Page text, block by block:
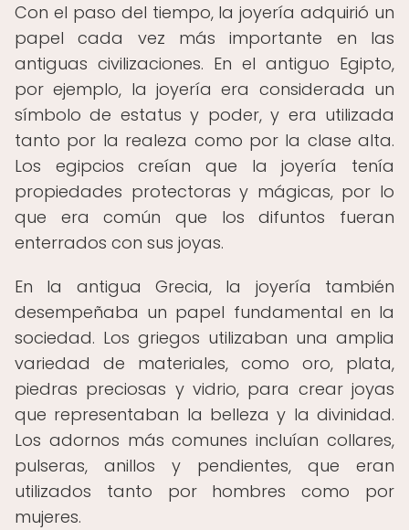
Con el paso del tiempo, la joyería adquirió un
papel cada vez más importante en las
antiguas civilizaciones. En el antiguo Egipto,
por ejemplo, la joyería era considerada un
símbolo de estatus y poder, y era utilizada
tanto por la realeza como por la clase alta.
Los egipcios creían que la joyería tenía
propiedades protectoras y mágicas, por lo
que era común que los difuntos fueran
enterrados con sus joyas.
En la antigua Grecia, la joyería también
desempeñaba un papel fundamental en la
sociedad. Los griegos utilizaban una amplia
variedad de materiales, como oro, plata,
piedras preciosas y vidrio, para crear joyas
que representaban la belleza y la divinidad.
Los adornos más comunes incluían collares,
pulseras, anillos y pendientes, que eran
utilizados tanto por hombres como por
mujeres.